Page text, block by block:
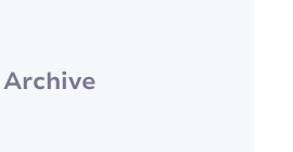
Archive